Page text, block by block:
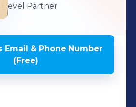
evel Partner
Email & Phone Number
(Free)